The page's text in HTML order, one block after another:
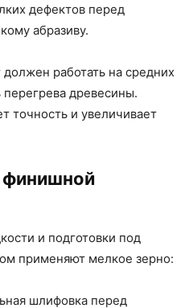
дефектов перед
абразиву.
работать на средних
древесины.
точность и увеличивает
финишной
и подготовки под
применяют мелкое зерно:
шлифовка перед